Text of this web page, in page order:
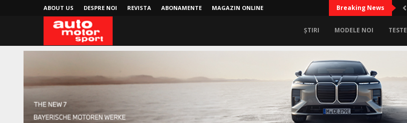
ABOUT US DESPRE NOI REVISTA ABONAMENTE MAGAZIN ONLINE Breaking News
ȘTIRI MODELE NOI TESTE